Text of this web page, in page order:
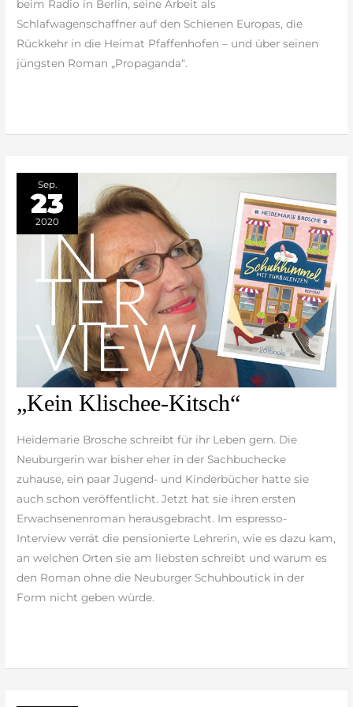
beim Radio in Berlin, seine Arbeit als
Schlafwagenschaffner auf den Schienen Europas, die
Rückkehr in die Heimat Pfaffenhofen – und über seinen
jüngsten Roman „Propaganda“.
der
ihm
zuhört.“
Sep.
23
2020
„Kein Klischee-Kitsch“
Heidemarie Brosche schreibt für ihr Leben gern. Die
Neuburgerin war bisher eher in der Sachbuchecke
zuhause, ein paar Jugend- und Kinderbücher hatte sie
auch schon veröffentlicht. Jetzt hat sie ihren ersten
Erwachsenenroman herausgebracht. Im espresso-
Interview verrät die pensionierte Lehrerin, wie es dazu kam,
an welchen Orten sie am liebsten schreibt und warum es
den Roman ohne die Neuburger Schuhboutick in der
Form nicht geben würde.
„Kein
Klischee-
Kitsch“